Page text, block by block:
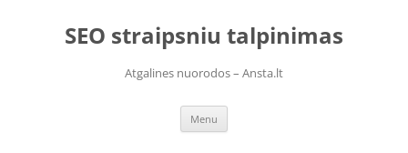
contentSEO straipsniu talpinimas
Atgalines nuorodos – Ansta.lt
Menu